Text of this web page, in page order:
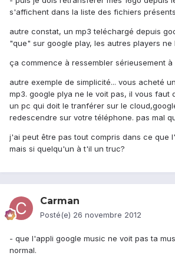
s'affichent dans la liste des fichiers
autre constat, un mp3 teléchargé depuis
"que" sur google play, les autres players ne
ça commence à ressembler sérieusement à
autre exemple de simplicité... vous acheté
mp3. google plya ne le voit pas, il vous faut
un pc qui doit le tranférer sur le
redescendre sur votre téléphone. pas mal
j'ai peut être pas tout compris dans ce que
mais si quelqu'un à t'il un truc?
Carman
Posté(e) 26 novembre 2012
- que l'appli google music ne voit pas ta
normal.